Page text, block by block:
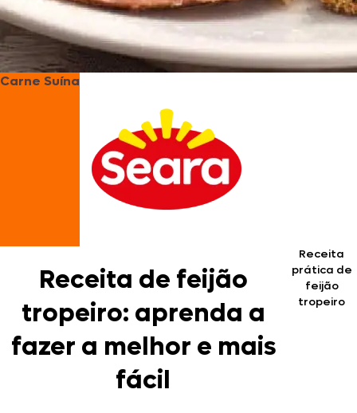
Carne Suína
Receita de feijão
tropeiro: aprenda a
fazer a melhor e mais
fácil
Receita
prática de
feijão
tropeiro